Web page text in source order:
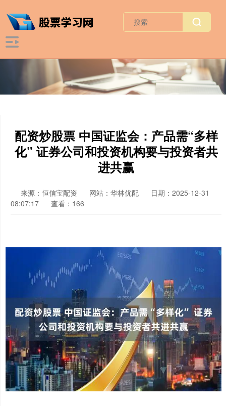
配资炒股票 中国证监会：产品需“多样
化” 证券公司和投资机构要与投资者共
进共赢
来源：恒信宝配资 网站：华林优配
日期：2025-12-31
08:07:17
查看：166